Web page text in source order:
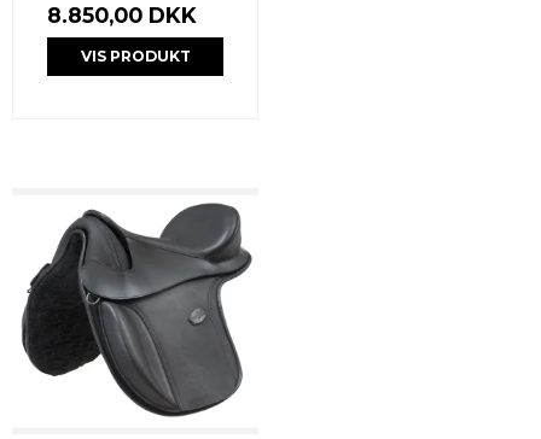
8.850,00 DKK
VIS PRODUKT